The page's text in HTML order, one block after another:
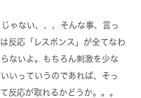
ゃない、、、そんな事、言っ
反応「レスポンス」が全てなわ
ないよ。もちろん刺激を少な
いっていうのであれば、そっ
反応が取れるかどうか。。。